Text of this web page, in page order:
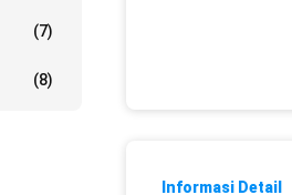
(7)
(8)
Informasi Detail